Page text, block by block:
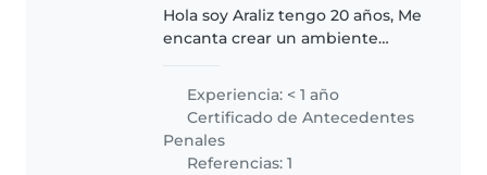
Hola soy Araliz tengo 20 años, Me
encanta crear un ambiente
cómodos y felices. Soy muy
organizada, puntual, responsable
y pongo la seguridad siempre
como..
Experiencia: < 1 año
Certificado de Antecedentes
Penales
Referencias: 1